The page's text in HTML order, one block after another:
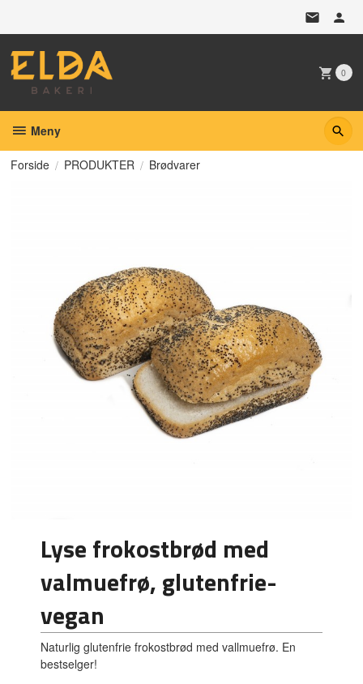
0
Meny
Forside PRODUKTER Brødvarer
Lyse frokostbrød med
valmuefrø, glutenfrie-
vegan
Naturlig glutenfrie frokostbrød med vallmuefrø. En
bestselger!